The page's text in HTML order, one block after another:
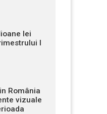
lei
I
România
vizuale